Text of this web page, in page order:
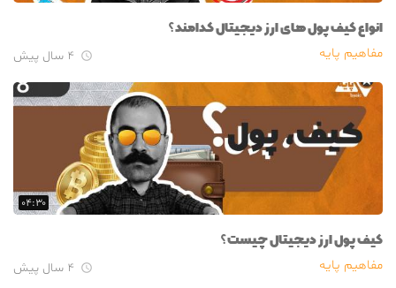
انواع کیف پول های ارز دیجیتال کدامند؟
مفاهیم پایه ۴ سال پیش 
۰۴:۳۰
کیف پول ارز دیجیتال چیست؟
مفاهیم پایه ۴ سال پیش 